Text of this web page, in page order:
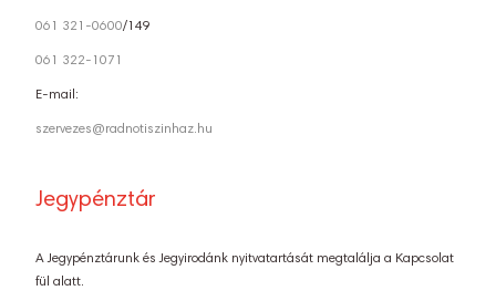
061 321-0600/149
061 322-1071
E-mail:
szervezes@radnotiszinhaz.hu
Jegypénztár
A Jegypénztárunk és Jegyirodánk nyitvatartását megtalálja a Kapcsolat
fül alatt.